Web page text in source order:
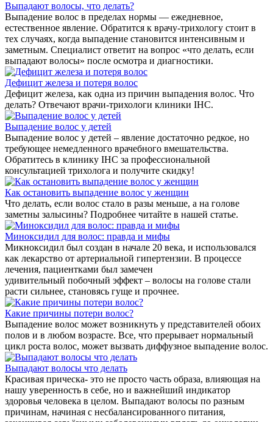
Выпадают волосы, что делать?
Выпадение волос в пределах нормы — ежедневное,
естественное явление. Обратится к врачу-трихологу стоит в
тех случаях, когда выпадение становится интенсивным и
заметным. Специалист ответит на вопрос «что делать, если
выпадают волосы» после осмотра и диагностики.
Дефицит железа и потеря волос
Дефицит железа, как одна из причин выпадения волос. Что
делать? Отвечают врачи-трихологи клиники IHC.
Выпадение волос у детей
Выпадение волос у детей – явление достаточно редкое, но
требующее немедленного врачебного вмешательства.
Обратитесь в клинику IHC за профессиональной
консультацией трихолога и получите скидку!
Как остановить выпадение волос у женщин
Что делать, если волос стало в разы меньше, а на голове
заметны залысины? Подробнее читайте в нашей статье.
Миноксидил для волос: правда и мифы
Микноксидил был создан в начале 20 века, и использовался
как лекарство от артериальной гипертензии. В процессе
лечения, пациентками был замечен
удивительный побочный эффект – волосы на голове стали
расти сильнее, становясь гуще и прочнее.
Какие причины потери волос?
Выпадение волос может возникнуть у представителей обоих
полов и в любом возрасте. Все, что прерывает нормальный
цикл роста волос, может вызвать диффузное выпадение волос.
Выпадают волосы что делать
Красивая прическа- это не просто часть образа, влияющая на
нашу уверенность в себе, но и важнейший индикатор
здоровья человека в целом. Выпадают волосы по разным
причинам, начиная с несбалансированного питания,